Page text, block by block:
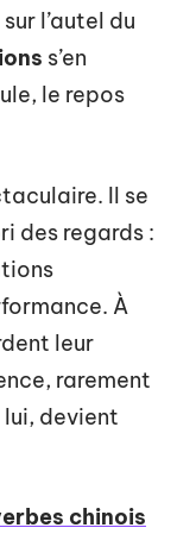
l’autel du
s’en
le repos
Il se
des regards :
À
leur
rarement
devient
chinois